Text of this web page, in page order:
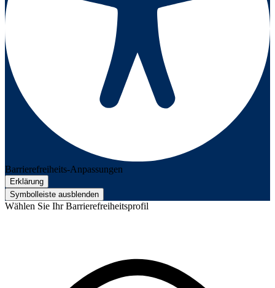
Barrierefreiheits-Anpassungen
Erklärung
Symbolleiste ausblenden
Wählen Sie Ihr Barrierefreiheitsprofil